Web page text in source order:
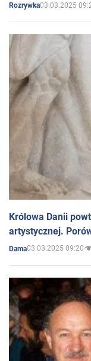
Rozrywka03.03.2025
Królowa Danii
artystycznej.
Dama03.03.2025 09:20